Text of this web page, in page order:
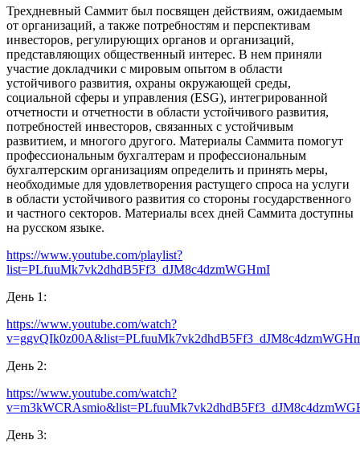
Трехдневный Саммит был посвящен действиям, ожидаемым
от организаций, а также потребностям и перспективам
инвесторов, регулирующих органов и организаций,
представляющих общественный интерес. В нем приняли
участие докладчики с мировым опытом в области
устойчивого развития, охраны окружающей среды,
социальной сферы и управления (ESG), интегрированной
отчетности и отчетности в области устойчивого развития,
потребностей инвесторов, связанных с устойчивым
развитием, и многого другого. Материалы Саммита помогут
профессиональным бухгалтерам и профессиональным
бухгалтерским организациям определить и принять меры,
необходимые для удовлетворения растущего спроса на услуги
в области устойчивого развития со стороны государственного
и частного секторов. Материалы всех дней Саммита доступны
на русском языке.
https://www.youtube.com/playlist?
list=PLfuuMk7vk2dhdB5Ff3_dJM8c4dzmWGHmI
День 1:
https://www.youtube.com/watch?
День 2:
https://www.youtube.com/watch?
День 3: